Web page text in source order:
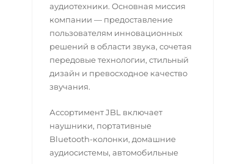
аудиотехники. Основная миссия
компании — предоставление
пользователям инновационных
решений в области звука, сочетая
передовые технологии, стильный
дизайн и превосходное качество
звучания.
Ассортимент JBL включает
наушники, портативные
Bluetooth-колонки, домашние
аудиосистемы, автомобильные